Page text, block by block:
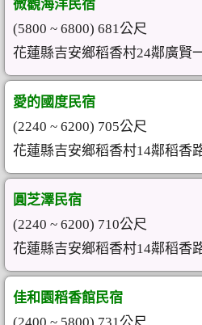
微觀海洋民宿
(5800 ~ 6800) 681公尺
花蓮縣吉安鄉稻香村24鄰廣賢
愛的國度民宿
(2240 ~ 6200) 705公尺
花蓮縣吉安鄉稻香村14鄰稻香
圓芝澤民宿
(2240 ~ 6200) 710公尺
花蓮縣吉安鄉稻香村14鄰稻香
佳和園稻香館民宿